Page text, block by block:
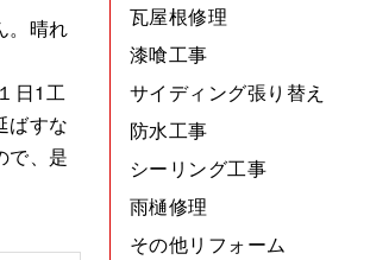
。晴れ
日1工
ばすな
で、是
瓦屋根修理
漆喰工事
サイディング張り替え
防水工事
シーリング工事
雨樋修理
その他リフォーム